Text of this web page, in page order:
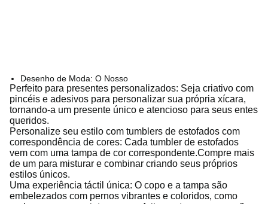
Desenho de Moda: O Nosso
Perfeito para presentes personalizados: Seja criativo com
pincéis e adesivos para personalizar sua própria xícara,
tornando-a um presente único e atencioso para seus entes
queridos.
Personalize seu estilo com tumblers de estofados com
correspondência de cores: Cada tumbler de estofados
vem com uma tampa de cor correspondente.Compre mais
de um para misturar e combinar criando seus próprios
estilos únicos.
Uma experiência táctil única: O copo e a tampa são
embelezados com pernos vibrantes e coloridos, como